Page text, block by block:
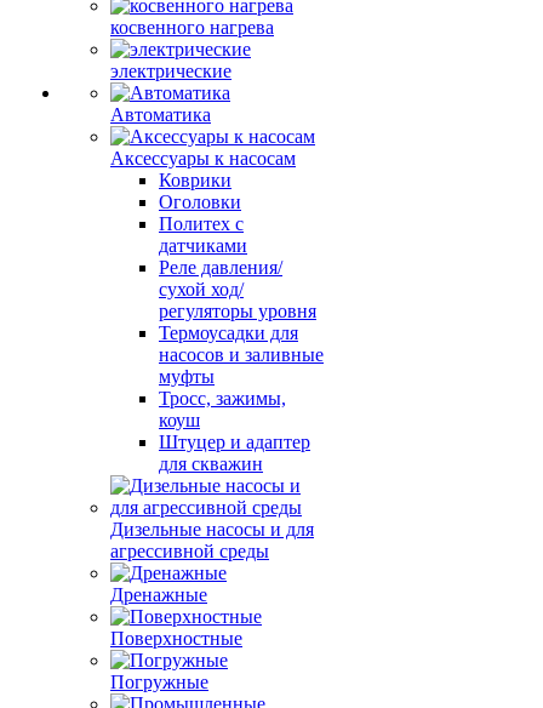
косвенного нагрева
электрические
Автоматика
Аксессуары к насосам
Коврики
Оголовки
Политех с
датчиками
Реле давления/
сухой ход/
регуляторы уровня
Термоусадки для
насосов и заливные
муфты
Тросс, зажимы,
коуш
Штуцер и адаптер
для скважин
Дизельные насосы и для
агрессивной среды
Дренажные
Поверхностные
Погружные